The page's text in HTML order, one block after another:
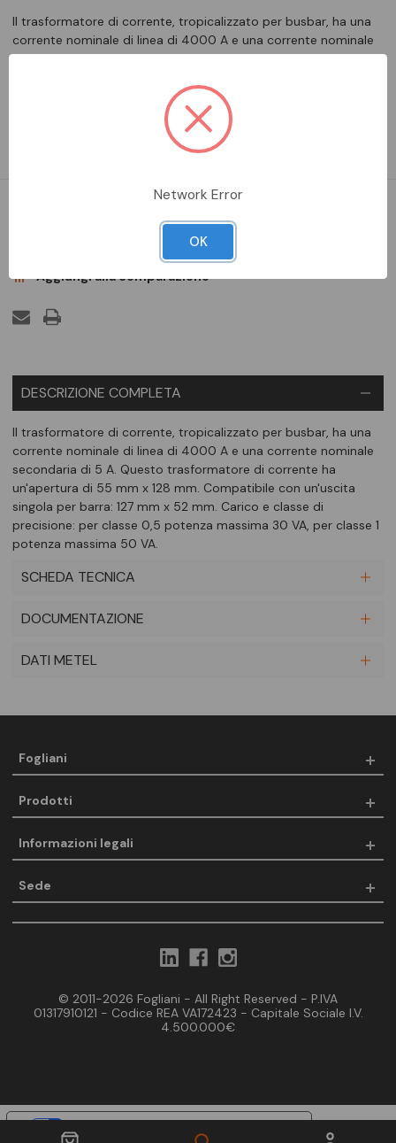
Il trasformatore di corrente, tropicalizzato per busbar, ha una
corrente nominale di linea di 4000 A e una corrente nominale
secondaria di 5 A. Questo trasformatore di corrente ha
singola per barra: 127 mm x 52 mm. Carico e classe di
Leggi la descrizione completa
Aggiungi alla comparazione
DESCRIZIONE COMPLETA
Il trasformatore di corrente, tropicalizzato per busbar, ha una
corrente nominale di linea di 4000 A e una corrente nominale
secondaria di 5 A. Questo trasformatore di corrente ha
un'apertura di 55 mm x 128 mm. Compatibile con un'uscita
singola per barra: 127 mm x 52 mm. Carico e classe di
precisione: per classe 0,5 potenza massima 30 VA, per classe 1
potenza massima 50 VA.
SCHEDA TECNICA
DOCUMENTAZIONE
DATI METEL
Fogliani
Prodotti
Informazioni legali
Sede
© 2011-2026 Fogliani - All Right Reserved - P.IVA
01317910121 - Codice REA VA172423 - Capitale Sociale I.V.
4.500.000€
Network Error
OK